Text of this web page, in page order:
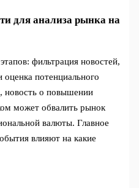
для анализа рынка на
фильтрация новостей,
потенциального
новость о повышении
может обвалить рынок
валюты. Главное
влияют на какие